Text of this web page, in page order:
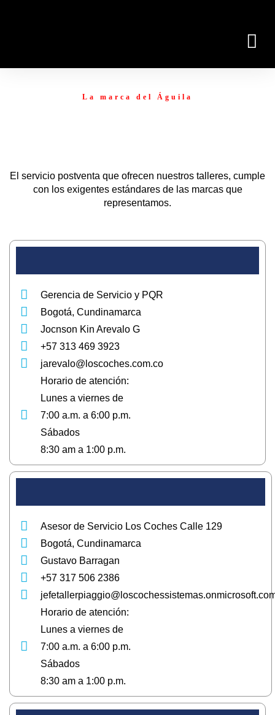
La marca del Águila
El servicio postventa que ofrecen nuestros talleres, cumple
con los exigentes estándares de las marcas que
representamos.
Gerencia de Servicio y PQR
Bogotá, Cundinamarca
Jocnson Kin Arevalo G
+57 313 469 3923
jarevalo@loscoches.com.co
Horario de atención:
Lunes a viernes de
7:00 a.m. a 6:00 p.m.
Sábados
8:30 am a 1:00 p.m.
Asesor de Servicio Los Coches Calle 129
Bogotá, Cundinamarca
Gustavo Barragan
+57 317 506 2386
Horario de atención:
Lunes a viernes de
7:00 a.m. a 6:00 p.m.
Sábados
8:30 am a 1:00 p.m.